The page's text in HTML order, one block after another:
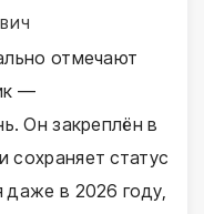
отмечают
—
Он закреплён в
сохраняет статус
даже в 2026 году,